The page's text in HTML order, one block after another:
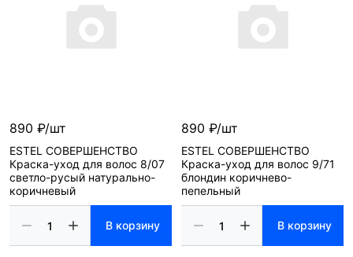
890 ₽/шт
ESTEL СОВЕРШЕНСТВО
Краска-уход для волос 8/07
светло-русый натурально-
коричневый
В корзину
890 ₽/шт
ESTEL СОВЕРШЕНСТВО
Краска-уход для волос 9/71
блондин коричнево-
пепельный
В корзину